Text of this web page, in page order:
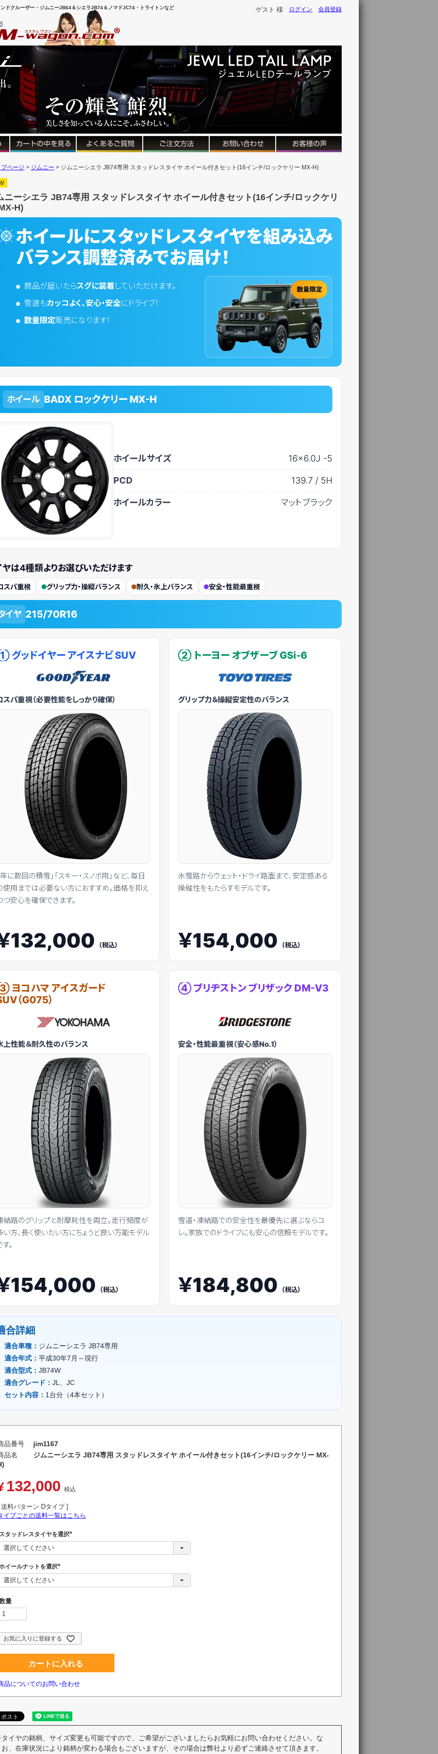
ドクルーザー・ジムニーJB64＆シエラJB74＆ノマドJC74・トライトンなど ゲスト 様 ログイン 会員登録
ページ ジムニー ジムニーシエラ JB74専用 スタッドレスタイヤ ホイール付きセット(16インチ/ロックケリー MX-H)
ニーシエラ JB74専用 スタッドレスタイヤ ホイール付きセット(16インチ/ロックケリ
H)
ホイールにスタッドレスタイヤを組み込み
バランス調整済みでお届け！
商品が届いたらスグに装着 していただけます。
雪道もカッコよく、安心・安全にドライブ！
数量限定販売になります！
数量限定
ホイール BADX ロックケリー MX-H
ホイールサイズ 16×6.0J -5
PCD 139.7 / 5H
ホイールカラー マットブラック
ヤは4種類よりお選びいただけます
スパ重視 グリップ力・操縦バランス 耐久・氷上バランス 安全・性能最重視
イヤ 215/70R16
グッドイヤー アイスナビ SUV
スパ重視（必要性能をしっかり確保）
年に数回の積雪」「スキー・スノボ用」など、毎日
使用までは必要ない方におすすめ。価格を抑え
つ安心を確保できます。
132,000 （税込）
② トーヨー オブザーブ GSi-6
グリップ力＆操縦安定性のバランス
氷雪路からウェット・ドライ路面まで、安定感ある
操縦性をもたらすモデルです。
￥154,000 （税込）
ヨコハマ アイスガード
（G075）
上性能＆耐久性のバランス
結路のグリップと耐摩耗性を両立。走行頻度が
い方、長く使いたい方にちょうど良い万能モデル
。
154,000 （税込）
④ ブリヂストン ブリザック DM-V3
安全・性能最重視（安心感No.1）
雪道・凍結路での安全性を最優先に選ぶならコ
レ。家族でのドライブにも安心の信頼モデルです。
￥184,800 （税込）
合詳細
適合車種： ジムニーシエラ JB74専用
適合年式：平成30年7月～現行
適合型式：JB74W
適合グレード：JL、JC
セット内容： 1台分（4本セット）
品番号
jim1167
品名
ジムニーシエラ JB74専用 スタッドレスタイヤ ホイール付きセット(16インチ/ロックケリー MX-
132,000 税込
送料パターン Dタイプ
イプごとの送料一覧はこちら
タッドレスタイヤを選択
(
イールナットを選択
(
お気に入りに登録する
カートに入れる
品についてのお問い合わせ
イヤの銘柄、サイズ変更も可能ですので、ご希望がございましたらお気軽にお問い合わせください。な
お、在庫状況により銘柄が変わる場合もございますが、その場合は弊社より必ずご連絡させて頂きます。